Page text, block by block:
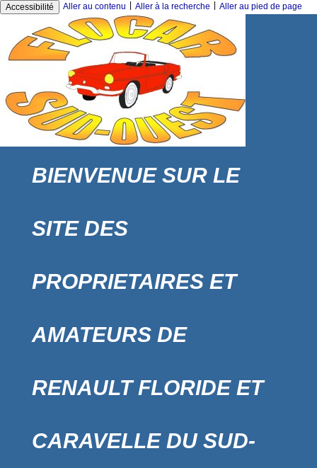
Accessibilité Aller au contenu Aller à la recherche Aller au pied de page
BIENVENUE SUR LE
SITE DES
PROPRIETAIRES ET
AMATEURS DE
RENAULT FLORIDE ET
CARAVELLE DU SUD-